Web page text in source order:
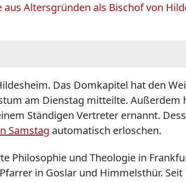
Altersgründen als Bischof von
Das Domkapitel hat den
am Dienstag mitteilte. Außerdem
Ständigen Vertreter ernannt.
Samstag automatisch erloschen.
Philosophie und Theologie in
in Goslar und Himmelsthür.